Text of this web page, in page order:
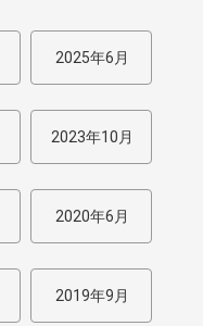
2025年6月
2023年10月
2020年6月
2019年9月